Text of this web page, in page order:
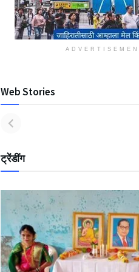
Web Stories
ट्रेंडींग